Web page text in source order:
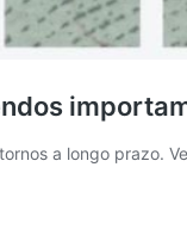
a longo prazo.